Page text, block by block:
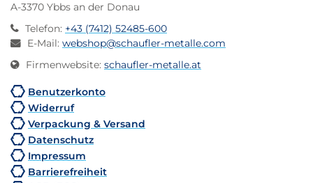
A-3370 Ybbs an der Donau
Telefon: +43 (7412) 52485-600
E-Mail: webshop@schaufler-metalle.com
Firmenwebsite: schaufler-metalle.at
Benutzerkonto
Widerruf
Verpackung & Versand
Datenschutz
Impressum
Barrierefreiheit